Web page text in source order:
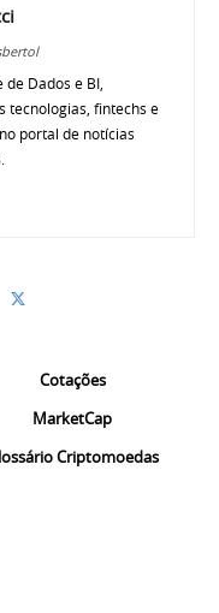
Dados e BI,
tecnologias, fintechs e
portal de notícias
Cotações
MarketCap
Criptomoedas